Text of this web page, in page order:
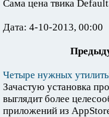
Сама цена твика
Дата: 4-10-2013, 00:00
Четыре нужных
Зачастую установка
выглядит более
приложений из